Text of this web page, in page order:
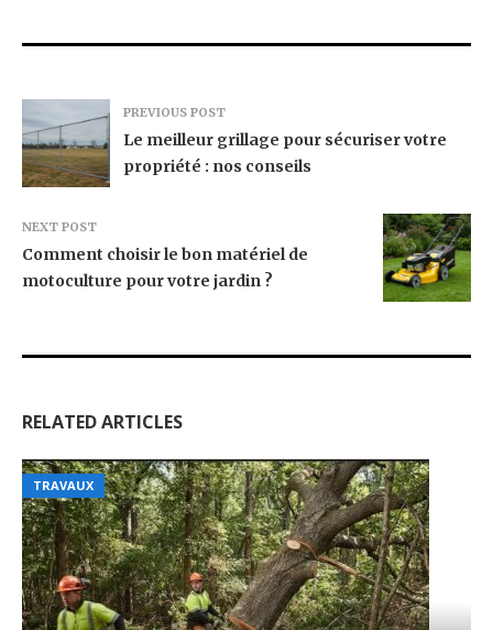
PREVIOUS POST
Le meilleur grillage pour sécuriser votre
propriété : nos conseils
NEXT POST
Comment choisir le bon matériel de
motoculture pour votre jardin ?
RELATED ARTICLES
TRAVAUX